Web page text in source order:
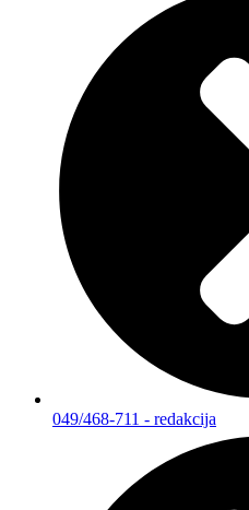
049/468-711 - redakcija